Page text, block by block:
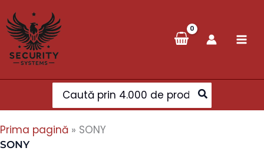
to
content
Search
for:
Prima pagină » SONY
SONY